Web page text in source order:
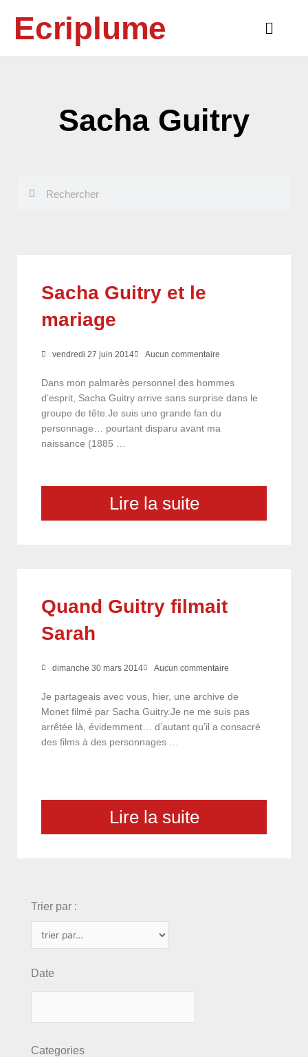
contenuEcriplume
Main
Sacha Guitry
Sacha Guitry et le
mariage
vendredi 27 juin 2014 Aucun commentaire
Dans mon palmarès personnel des hommes
d’esprit, Sacha Guitry arrive sans surprise dans le
groupe de tête.Je suis une grande fan du
personnage… pourtant disparu avant ma
naissance (1885 …
Lire la suite
Quand Guitry filmait
Sarah
dimanche 30 mars 2014 Aucun commentaire
Je partageais avec vous, hier, une archive de
Monet filmé par Sacha Guitry.Je ne me suis pas
arrêtée là, évidemment… d’autant qu’il a consacré
des films à des personnages …
Lire la suite
Trier par :
Date
Categories